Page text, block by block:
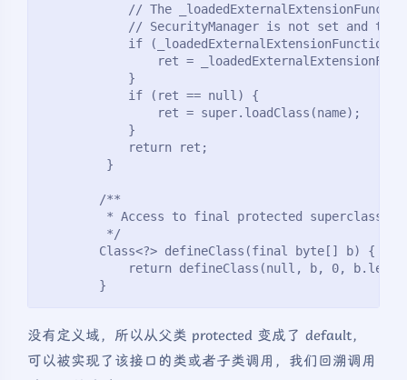
// The _loadedExternalExtensionFunctions
// SecurityManager is not set and the
if (_loadedExternalExtensionFunctions
ret =
}
if (ret == null) {
ret = super.loadClass(name);
}
return ret;
}
/**
* Access to final protected superclass
*/
Class<?> defineClass(final byte[] b) {
return defineClass(null, b, 0,
}
没有定义域，所以从父类 protected 变成了 default，
可以被实现了该接口的类或者子类调用，我们回溯调用